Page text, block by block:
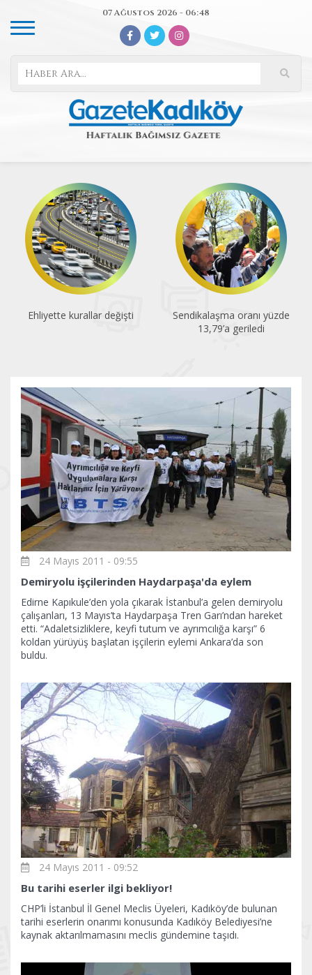
07 Ağustos 2026 - 06:48
Sendikalaşma oranı yüzde
İlk altı ayda 150 kadın
öldürüldü
24 Mayıs 2011 - 09:55
Demiryolu işçilerinden Haydarpaşa'da eylem
Edirne Kapıkule’den yola çıkarak İstanbul’a gelen demiryolu
çalışanları, 13 Mayıs’ta Haydarpaşa Tren Garı’ndan hareket
etti. “Adaletsizliklere, keyfi tutum ve ayrımcılığa karşı” 6
koldan yürüyüş başlatan işçilerin eylemi Ankara’da son
buldu.
24 Mayıs 2011 - 09:52
Bu tarihi eserler ilgi bekliyor!
CHP’li İstanbul İl Genel Meclis Üyeleri, Kadıköy’de bulunan
tarihi eserlerin onarımı konusunda Kadıköy Belediyesi’ne
kaynak aktarılmamasını meclis gündemine taşıdı.